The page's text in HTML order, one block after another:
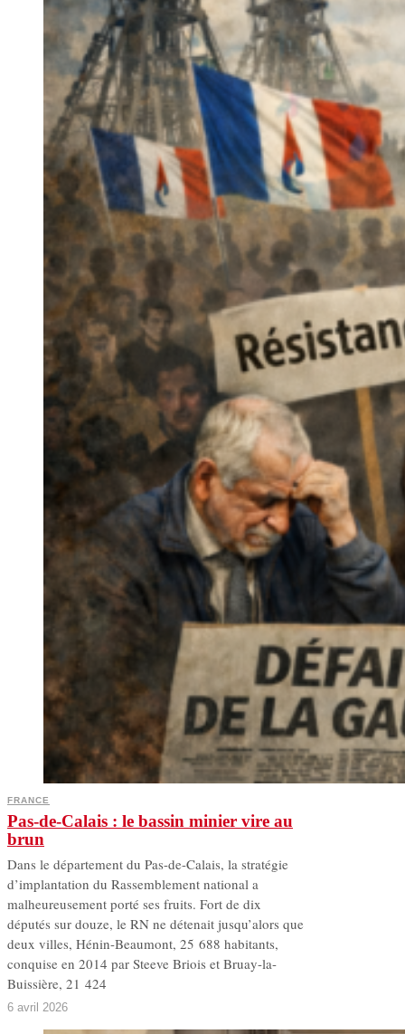
FRANCE
Pas-de-Calais : le bassin minier vire au
brun
Dans le département du Pas-de-Calais, la stratégie
d’implantation du Rassemblement national a
malheureusement porté ses fruits. Fort de dix
députés sur douze, le RN ne détenait jusqu’alors que
deux villes, Hénin-Beaumont, 25 688 habitants,
conquise en 2014 par Steeve Briois et Bruay-la-
Buissière, 21 424
6 avril 2026